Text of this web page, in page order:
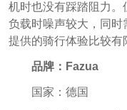
机时也没有踩踏阻力
负载时噪声较大，同
提供的骑行体验比较有
品牌：Fazua
国家：德国